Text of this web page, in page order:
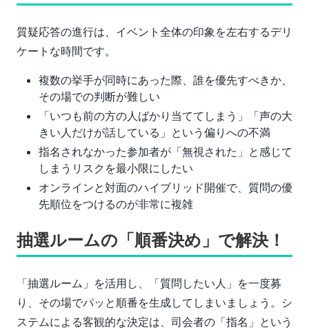
質疑応答の進行は、イベント全体の印象を左右するデリ
ケートな時間です。
複数の挙手が同時にあった際、誰を優先すべきか、
その場での判断が難しい
「いつも前の方の人ばかり当ててしまう」「声の大
きい人だけが話している」という偏りへの不満
指名されなかった参加者が「無視された」と感じて
しまうリスクを最小限にしたい
オンラインと対面のハイブリッド開催で、質問の優
先順位をつけるのが非常に複雑
抽選ルームの「順番決め」で解決！
「抽選ルーム」を活用し、「質問したい人」を一度募
り、その場でパッと順番を生成してしまいましょう。シ
ステムによる客観的な決定は、司会者の「指名」という